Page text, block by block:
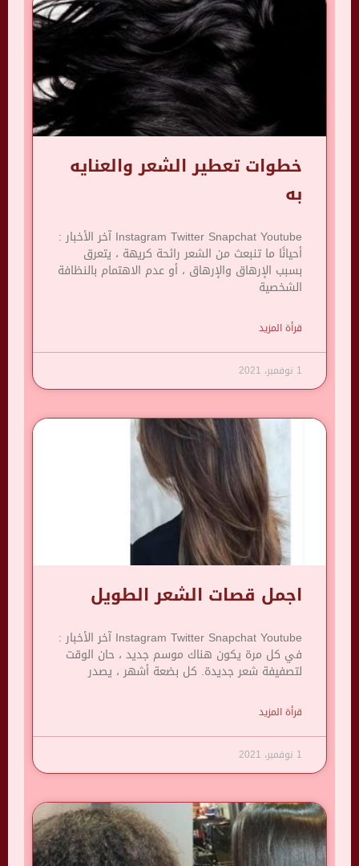
خطوات تعطير الشعر والعنايه
به
Instagram Twitter Snapchat Youtube آخر الأخبار :
أحيانًا ما تنبعث من الشعر رائحة كريهة ، يتعرق
بسبب الإرهاق والإرهاق ، أو عدم الاهتمام بالنظافة
الشخصية
قرأة المزيد
1 نوفمبر، 2021
اجمل قصات الشعر الطويل
Instagram Twitter Snapchat Youtube آخر الأخبار :
في كل مرة يكون هناك موسم جديد ، حان الوقت
لتصفيفة شعر جديدة. كل بضعة أشهر ، يصدر
قرأة المزيد
1 نوفمبر، 2021